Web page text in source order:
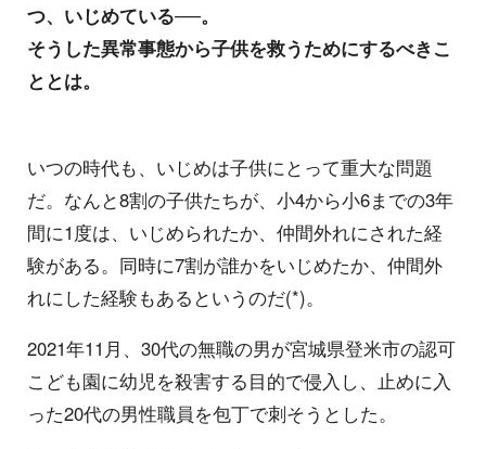
つ、いじめている──。
そうした異常事態から子供を救うためにするべきこ
ととは。
いつの時代も、いじめは子供にとって重大な問題
だ。なんと8割の子供たちが、小4から小6までの3年
間に1度は、いじめられたか、仲間外れにされた経
験がある。同時に7割が誰かをいじめたか、仲間外
れにした経験もあるというのだ(*)。
2021年11月、30代の無職の男が宮城県登米市の認可
こども園に幼児を殺害する目的で侵入し、止めに入
った20代の男性職員を包丁で刺そうとした。